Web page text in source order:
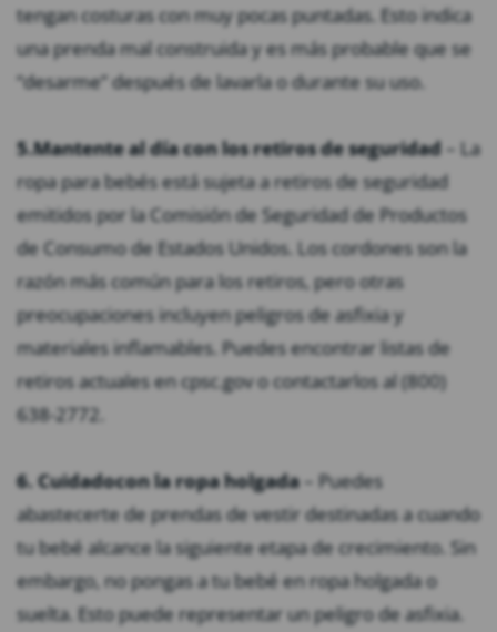
tengan costuras con muy pocas puntadas. Esto indica
una prenda mal construida y es más probable que se
“desarme” después de lavarla o durante su uso.
5.Mantente al día con los retiros de seguridad – La
ropa para bebés está sujeta a retiros de seguridad
emitidos por la Comisión de Seguridad de Productos
de Consumo de Estados Unidos. Los cordones son la
razón más común para los retiros, pero otras
preocupaciones incluyen peligros de asfixia y
materiales inflamables. Puedes encontrar listas de
retiros actuales en cpsc.gov o contactarlos al (800)
638-2772.
6. Cuidadocon la ropa holgada– Puedes
abastecerte de prendas de vestir destinadas a cuando
tu bebé alcance la siguiente etapa de crecimiento. Sin
embargo, no pongas a tu bebé en ropa holgada o
suelta. Esto puede representar un peligro de asfixia.